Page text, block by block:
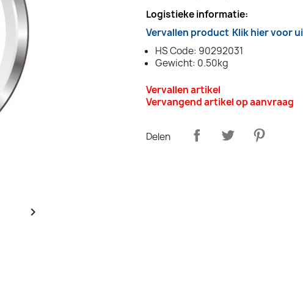

Logistieke informatie:
Vervallen product Klik hier voor
HS Code: 90292031
Gewicht: 0.50kg
Vervallen artikel
Vervangend artikel op aanvraag
Delen